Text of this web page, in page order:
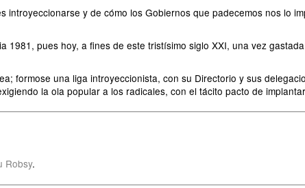
introyeccionarse y de cómo los Gobiernos que padecemos nos lo
1981, pues hoy, a fines de este tristísimo siglo XXI, una vez
formose una liga introyeccionista, con su Directorio y sus
la ola popular a los radicales, con el tácito pacto de
Robsy.